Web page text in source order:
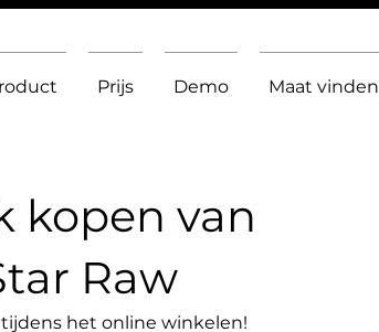
Prijs Demo Maat vinden
kopen van
Raw
het online winkelen!